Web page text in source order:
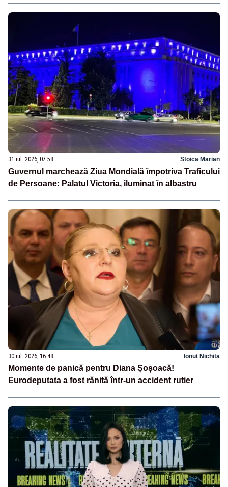
31 iul. 2026, 07:58 Stoica Marian
Guvernul marchează Ziua Mondială împotriva Traficului
de Persoane: Palatul Victoria, iluminat în albastru
30 iul. 2026, 16:48 Ionuț Nichita
Momente de panică pentru Diana Șoșoacă!
Eurodeputata a fost rănită într-un accident rutier